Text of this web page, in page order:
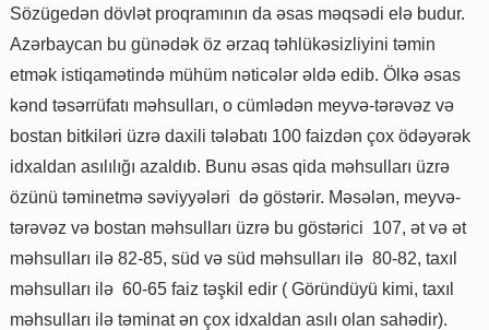
Sözügedən dövlət proqramının da əsas məqsədi elə budur.
Azərbaycan bu günədək öz ərzaq təhlükəsizliyini təmin
etmək istiqamətində mühüm nəticələr əldə edib. Ölkə əsas
kənd təsərrüfatı məhsulları, o cümlədən meyvə-tərəvəz və
bostan bitkiləri üzrə daxili tələbatı 100 faizdən çox ödəyərək
idxaldan asılılığı azaldıb. Bunu əsas qida məhsulları üzrə
özünü təminetmə səviyyələri də göstərir. Məsələn, meyvə-
tərəvəz və bostan məhsulları üzrə bu göstərici 107, ət və ət
məhsulları ilə 82-85, süd və süd məhsulları ilə 80-82, taxıl
məhsulları ilə 60-65 faiz təşkil edir ( Göründüyü kimi, taxıl
məhsulları ilə təminat ən çox idxaldan asılı olan sahədir).